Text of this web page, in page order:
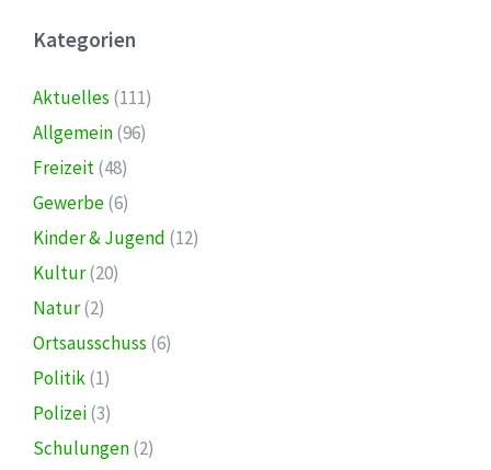
Kategorien
Aktuelles (111)
Allgemein(96)
Freizeit(48)
Gewerbe(6)
Kinder & Jugend (12)
Kultur(20)
Natur(2)
Ortsausschuss (6)
Politik(1)
Polizei(3)
Schulungen(2)